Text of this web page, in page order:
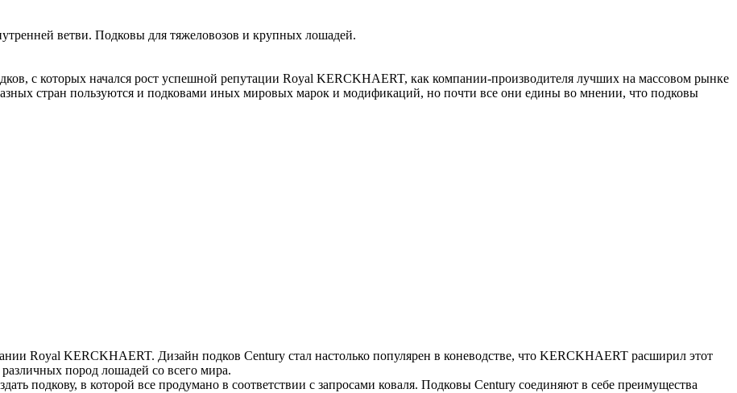
ветви. Подковы для тяжеловозов и крупных лошадей.
с которых начался рост успешной репутации Royal KERCKHAERT, как компании-производителя лучших на массовом рынке
стран пользуются и подковами иных мировых марок и модификаций, но почти все они едины во мнении, что подковы
Royal KERCKHAERT. Дизайн подков Century стал настолько популярен в коневодстве, что KERCKHAERT расширил этот
пород лошадей со всего мира.
подкову, в которой все продумано в соответствии с запросами коваля. Подковы Century cоединяют в себе преимущества